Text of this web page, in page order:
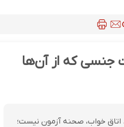
جنسی که از آن‌ها
اتاق خواب، صحنه آزمون نیست؛